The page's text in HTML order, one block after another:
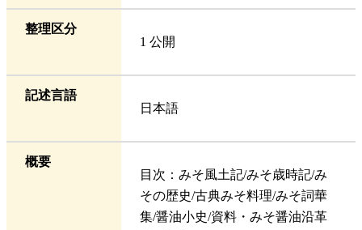
整理区分
1 公開
記述言語
日本語
概要
目次：みそ風土記/みそ歳時記/み
その歴史/古典みそ料理/みそ詞華
集/醤油小史/資料・みそ醤油沿革